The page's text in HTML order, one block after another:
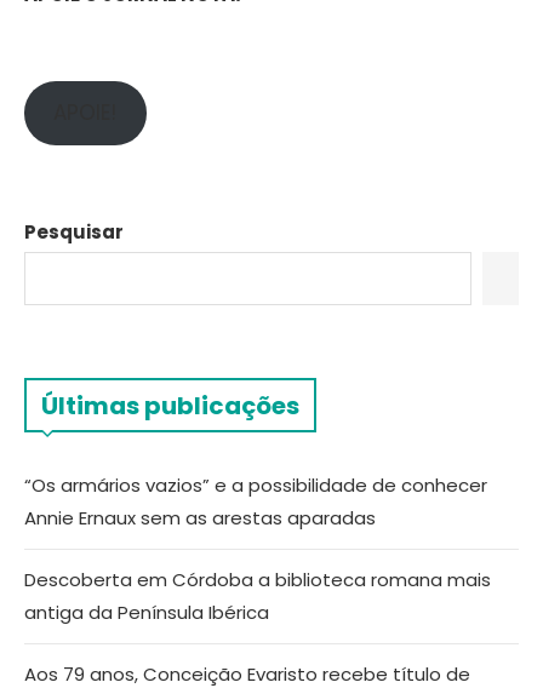
Pesquisar
Últimas publicações
“Os armários vazios” e a possibilidade de conhecer
Annie Ernaux sem as arestas aparadas
Descoberta em Córdoba a biblioteca romana mais
antiga da Península Ibérica
Aos 79 anos, Conceição Evaristo recebe título de